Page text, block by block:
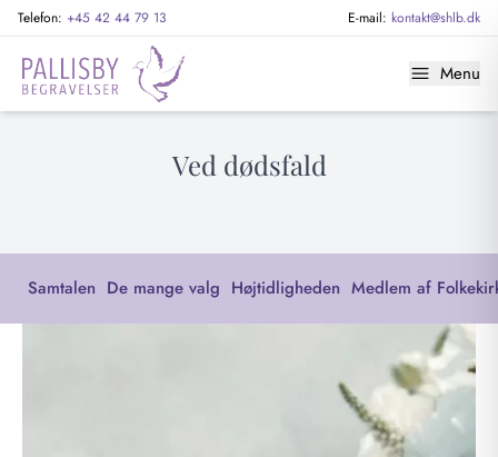
Telefon: +45 42 44 79 13 E-mail: kontakt@shlb.dk
Menu
Ved dødsfald
Samtalen De mange valg Højtidligheden Medlem af